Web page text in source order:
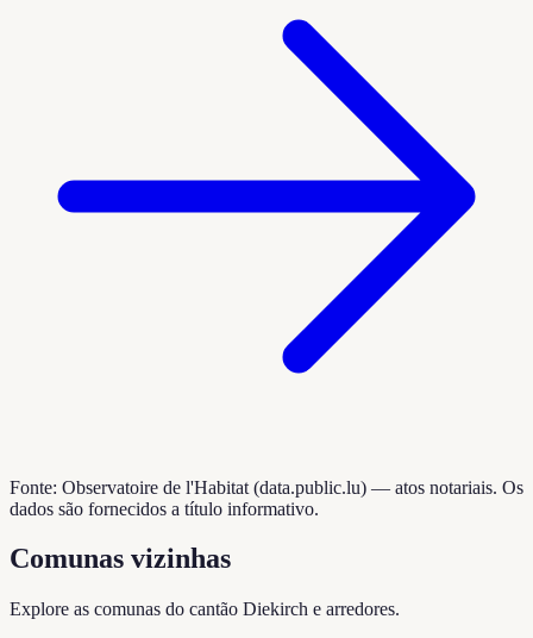
Fonte: Observatoire de l'Habitat (data.public.lu) — atos notariais. Os
dados são fornecidos a título informativo.
Comunas vizinhas
Explore as comunas do cantão Diekirch e arredores.